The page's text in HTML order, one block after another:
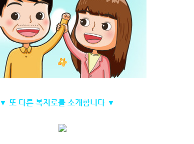
▼ 또 다른 복지로를 소개합니다 ▼